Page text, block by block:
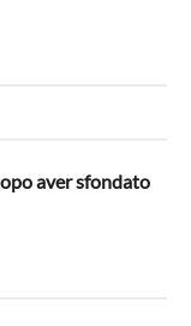
aver sfondato